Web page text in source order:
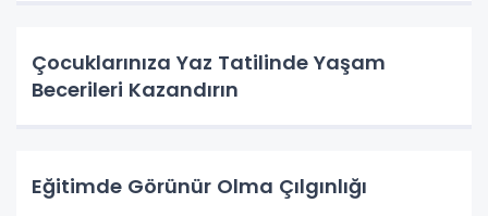
Çocuklarınıza Yaz Tatilinde Yaşam
Becerileri Kazandırın
Eğitimde Görünür Olma Çılgınlığı